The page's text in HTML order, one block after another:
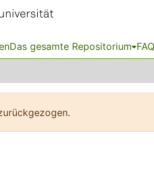
Das gesamte Repositorium FAQ